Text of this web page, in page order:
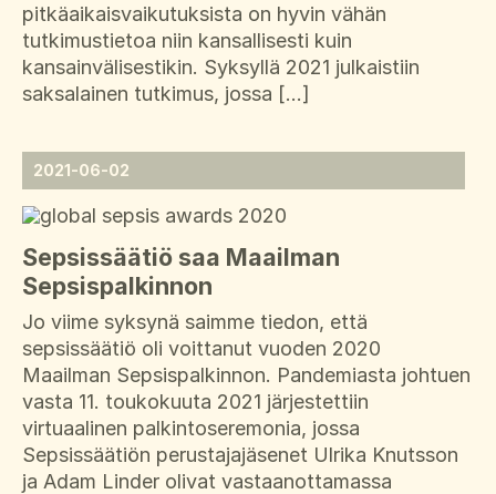
pitkäaikaisvaikutuksista on hyvin vähän
tutkimustietoa niin kansallisesti kuin
kansainvälisestikin. Syksyllä 2021 julkaistiin
saksalainen tutkimus, jossa […]
2021-06-02
Sepsissäätiö saa Maailman
Sepsispalkinnon
Jo viime syksynä saimme tiedon, että
sepsissäätiö oli voittanut vuoden 2020
Maailman Sepsispalkinnon. Pandemiasta johtuen
vasta 11. toukokuuta 2021 järjestettiin
virtuaalinen palkintoseremonia, jossa
Sepsissäätiön perustajajäsenet Ulrika Knutsson
ja Adam Linder olivat vastaanottamassa